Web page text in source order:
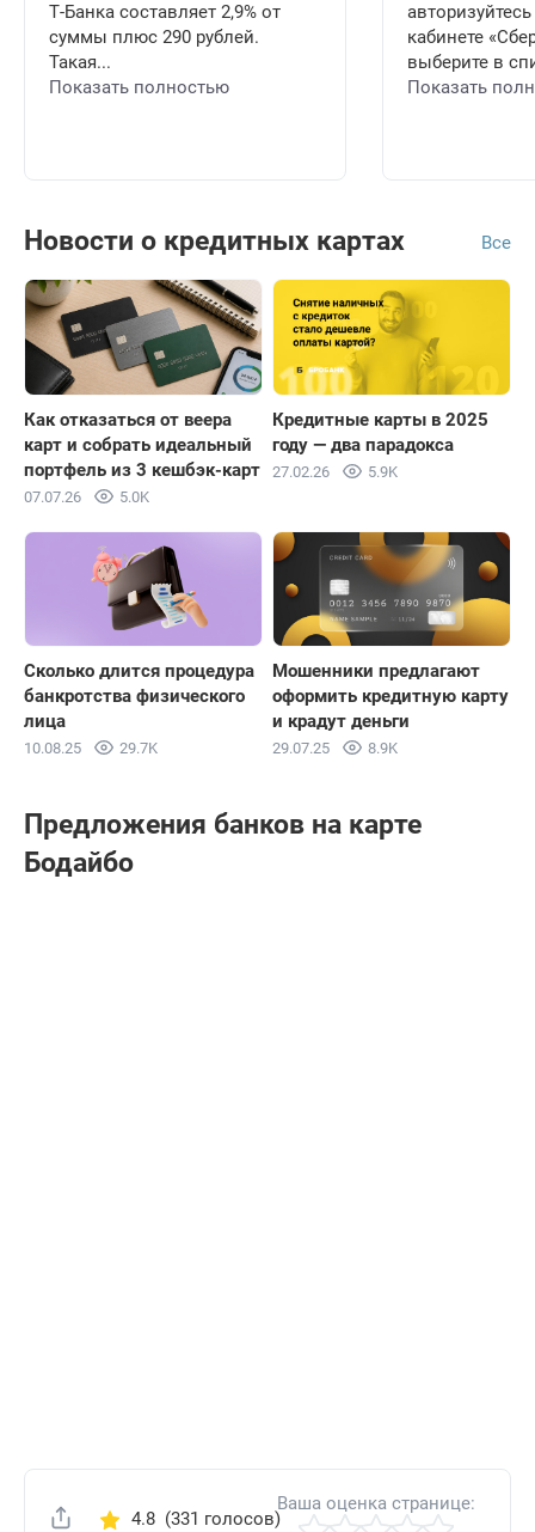
Т-Банка составляет 2,9% от
суммы плюс 290 рублей.
Такая...
Показать полностью
кабинете
выберите в
Показать
Новости о кредитных картах Все
Как отказаться от веера
карт и собрать идеальный
портфель из 3 кешбэк-карт
07.07.26 5.0K
Кредитные карты в 2025
году — два парадокса
27.02.26 5.9K
Сколько длится процедура
банкротства физического
лица
10.08.25 29.7K
Мошенники предлагают
оформить кредитную карту
и крадут деньги
29.07.25 8.9K
Предложения банков на карте
Бодайбо
Поделиться
4.8(331 голосов)
Ваша оценка странице: